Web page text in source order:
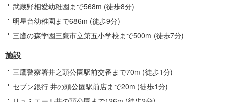
武蔵野相愛幼稚園まで568m (徒歩8分)
明星台幼稚園まで686m (徒歩9分)
三鷹の森学園三鷹市立第五小学校まで500m (徒歩7分)
施設
三鷹警察署井之頭公園駅前交番まで70m (徒歩1分)
セブン銀行 井の頭公園駅前店まで20m (徒歩1分)